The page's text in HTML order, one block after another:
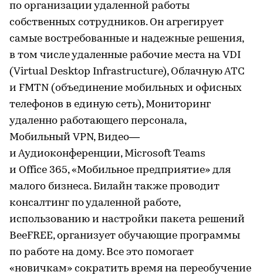
по организации удаленной работы
собственных сотрудников. Он агрегирует
самые востребованные и надежные решения,
в том числе удаленные рабочие места на VDI
(Virtual Desktop Infrastructure), Облачную АТС
и FMTN (объединение мобильных и офисных
телефонов в единую сеть), Мониторинг
удаленно работающего персонала,
Мобильный VPN, Видео—
и Аудиоконференции, Microsoft Teams
и Office 365, «Мобильное предприятие» для
малого бизнеса. Билайн также проводит
консалтинг по удаленной работе,
использованию и настройки пакета решений
BeeFREE, организует обучающие программы
по работе на дому. Все это помогает
«новичкам» сократить время на переобучение